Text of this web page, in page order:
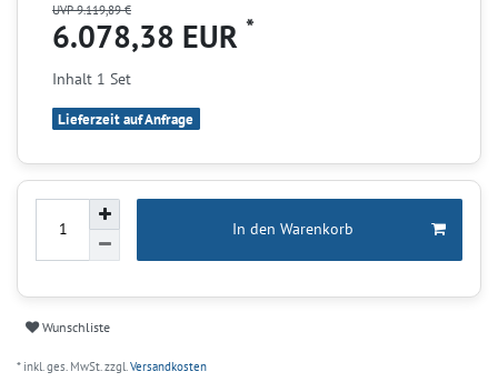
UVP 9.119,89 €
6.078,38 EUR *
Inhalt 1 Set
Lieferzeit auf Anfrage
In den Warenkorb
Wunschliste
* inkl. ges. MwSt. zzgl.Versandkosten